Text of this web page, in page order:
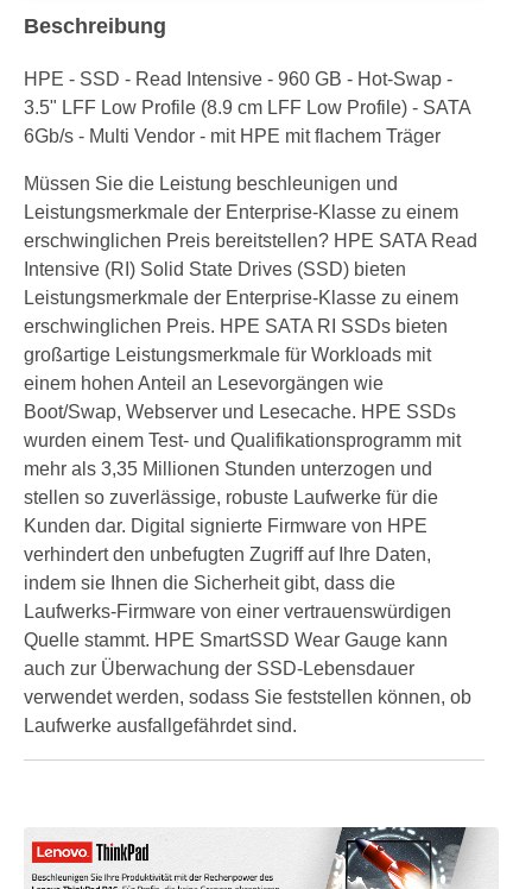
Beschreibung
HPE - SSD - Read Intensive - 960 GB - Hot-Swap -
3.5" LFF Low Profile (8.9 cm LFF Low Profile) - SATA
6Gb/s - Multi Vendor - mit HPE mit flachem Träger
Müssen Sie die Leistung beschleunigen und
Leistungsmerkmale der Enterprise-Klasse zu einem
erschwinglichen Preis bereitstellen? HPE SATA Read
Intensive (RI) Solid State Drives (SSD) bieten
Leistungsmerkmale der Enterprise-Klasse zu einem
erschwinglichen Preis. HPE SATA RI SSDs bieten
großartige Leistungsmerkmale für Workloads mit
einem hohen Anteil an Lesevorgängen wie
Boot/Swap, Webserver und Lesecache. HPE SSDs
wurden einem Test- und Qualifikationsprogramm mit
mehr als 3,35 Millionen Stunden unterzogen und
stellen so zuverlässige, robuste Laufwerke für die
Kunden dar. Digital signierte Firmware von HPE
verhindert den unbefugten Zugriff auf Ihre Daten,
indem sie Ihnen die Sicherheit gibt, dass die
Laufwerks-Firmware von einer vertrauenswürdigen
Quelle stammt. HPE SmartSSD Wear Gauge kann
auch zur Überwachung der SSD-Lebensdauer
verwendet werden, sodass Sie feststellen können, ob
Laufwerke ausfallgefährdet sind.